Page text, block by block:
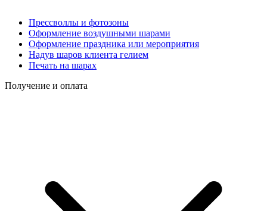
Прессволлы и фотозоны
Оформление воздушными шарами
Оформление праздника или мероприятия
Надув шаров клиента гелием
Печать на шарах
Получение и оплата